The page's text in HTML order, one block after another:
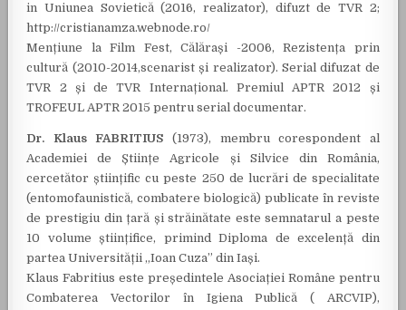
in Uniunea Sovietică (2016, realizator), difuzt de TVR 2;
http://cristianamza.webnode.ro/
Mențiune la Film Fest, Călărași -2006, Rezistența prin
cultură (2010-2014,scenarist și realizator). Serial difuzat de
TVR 2 și de TVR Internațional. Premiul APTR 2012 și
TROFEUL APTR 2015 pentru serial documentar.
Dr. Klaus FABRITIUS (1973), membru corespondent al
Academiei de Științe Agricole și Silvice din România,
cercetător științific cu peste 250 de lucrări de specialitate
(entomofaunistică, combatere biologică) publicate în reviste
de prestigiu din țară și străinătate este semnatarul a peste
10 volume științifice, primind Diploma de excelență din
partea Universității „Ioan Cuza” din Iași.
Klaus Fabritius este președintele Asociației Române pentru
Combaterea Vectorilor în Igiena Publică ( ARCVIP),